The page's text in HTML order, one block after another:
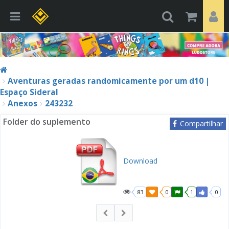
Aventuras geradas randomicamente por um d10 |
Espaço Sideral
Anexos
243232
Folder do suplemento Compartilhar
Download
83 0 1 0